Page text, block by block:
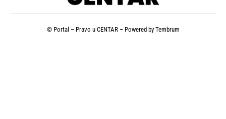
© Portal – Pravo u CENTAR – Powered by Tembrum